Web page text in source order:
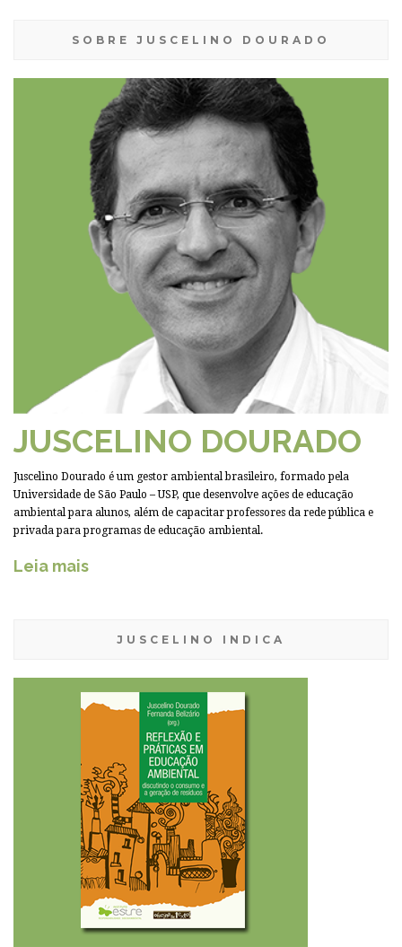
SOBRE JUSCELINO DOURADO
JUSCELINO DOURADO
Juscelino Dourado é um gestor ambiental brasileiro, formado pela
Universidade de São Paulo – USP, que desenvolve ações de educação
ambiental para alunos, além de capacitar professores da rede pública e
privada para programas de educação ambiental.
Leia mais
JUSCELINO INDICA